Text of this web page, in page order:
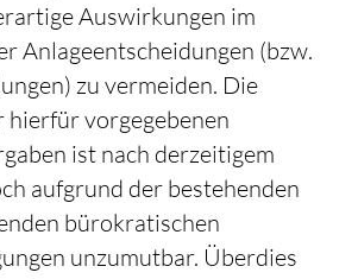
Auswirkungen im
Anlageentscheidungen (bzw.
zu vermeiden. Die
hierfür vorgegebenen
ist nach derzeitigem
aufgrund der bestehenden
bürokratischen
unzumutbar. Überdies